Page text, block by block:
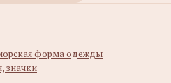
форма одежды
значки